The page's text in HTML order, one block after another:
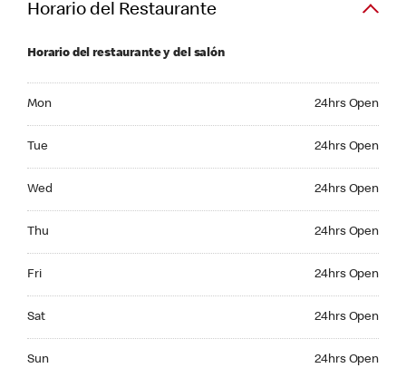
Horario del Restaurante
Horario del restaurante y del salón
Mon 24hrs Open
Tue 24hrs Open
Wed 24hrs Open
Thu 24hrs Open
Fri 24hrs Open
Sat 24hrs Open
Sun 24hrs Open